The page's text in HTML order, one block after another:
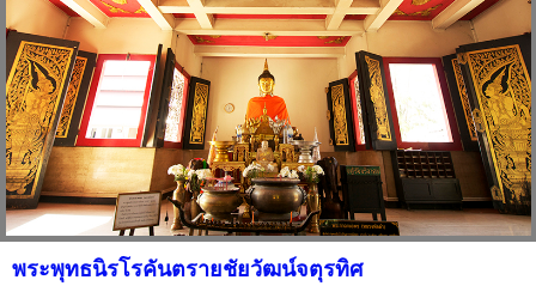
พระพุทธนิรโรคันตรายชัยวัฒน์จตุรทิศ